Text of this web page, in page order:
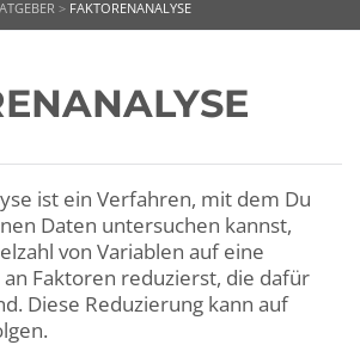
> FAKTORENANALYSE
ist ein Verfahren, mit dem Du
Daten untersuchen kannst,
von Variablen auf eine
Faktoren reduzierst, die dafür
Diese Reduzierung kann auf